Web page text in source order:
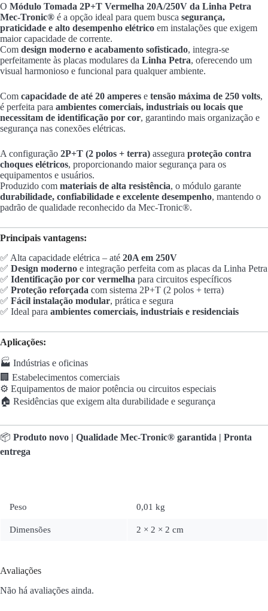
O Módulo Tomada 2P+T Vermelha 20A/250V da Linha Petra
Mec-Tronic® é a opção ideal para quem busca segurança,
praticidade e alto desempenho elétrico em instalações que exigem
maior capacidade de corrente.
Com design moderno e acabamento sofisticado, integra-se
perfeitamente às placas modulares da Linha Petra, oferecendo um
visual harmonioso e funcional para qualquer ambiente.
Com capacidade de até 20 amperes e tensão máxima de 250 volts,
é perfeita para ambientes comerciais, industriais ou locais que
necessitam de identificação por cor, garantindo mais organização e
segurança nas conexões elétricas.
A configuração 2P+T (2 polos + terra) assegura proteção contra
choques elétricos, proporcionando maior segurança para os
equipamentos e usuários.
Produzido com materiais de alta resistência, o módulo garante
durabilidade, confiabilidade e excelente desempenho, mantendo o
padrão de qualidade reconhecido da Mec-Tronic®.
Principais vantagens:
✅ Alta capacidade elétrica – até 20A em 250V
✅ Design moderno e integração perfeita com as placas da Linha Petra
✅ Identificação por cor vermelha para circuitos específicos
✅ Proteção reforçada com sistema 2P+T (2 polos + terra)
✅ Fácil instalação modular, prática e segura
✅ Ideal para ambientes comerciais, industriais e residenciais
Aplicações:
🏭 Indústrias e oficinas
🏢 Estabelecimentos comerciais
⚙️ Equipamentos de maior potência ou circuitos especiais
🏠 Residências que exigem alta durabilidade e segurança
📦 Produto novo | Qualidade Mec-Tronic® garantida | Pronta
entrega
Peso 0,01 kg
Dimensões 2 × 2 × 2 cm
Avaliações
Não há avaliações ainda.